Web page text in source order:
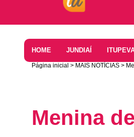
HOME JUNDIAÍ
Página inicial MAIS NOTÍCIAS
Menina